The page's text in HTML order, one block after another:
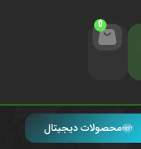
0
محصولات دیجیتال